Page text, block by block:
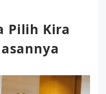
Pilih Kira